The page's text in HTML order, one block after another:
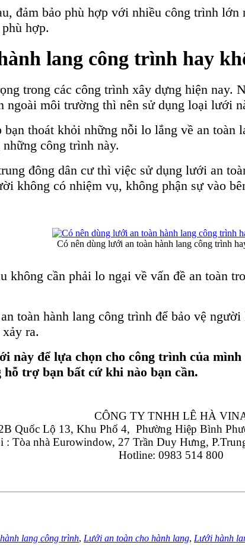
đảm bảo phù hợp với nhiều công trình
hợp.
lang công trình hay
trong các công trình xây dựng hiện nay.
ngoài môi trường thì nên sử dụng loại lưới
thoát khỏi những nỗi lo lắng về an
công trình này.
đông dân cư thì việc sử dụng lưới an
không có nhiệm vụ, không phận sự vào
Có nên dùng lưới an toàn hành lang công trình
không cần phải lo ngại về vấn đề an toàn
toàn hành lang công trình để bảo vệ
ra.
này để lựa chọn cho công trình của
trợ bạn bất cứ khi nào bạn cần.
CÔNG TY TNHH LÊ HÀ
Quốc Lộ 13, Khu Phố 4,  Phường Hiệp Bình
: Tòa nhà Eurowindow, 27 Trần Duy Hưng,
Hotline: 0983 514 800
lang công trình, Lưới an toàn cho hành lang, Lưới hành